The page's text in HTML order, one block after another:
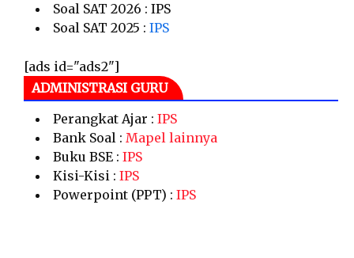
Soal SAT 2026 : IPS
Soal SAT 2025 : IPS
[ads id="ads2"]
ADMINISTRASI GURU
Perangkat Ajar : IPS
Bank Soal : Mapel lainnya
Buku BSE : IPS
Kisi-Kisi : IPS
Powerpoint (PPT) : IPS